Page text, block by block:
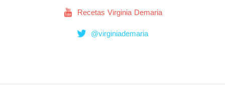
Recetas Virginia Demaria
@virginiademaria